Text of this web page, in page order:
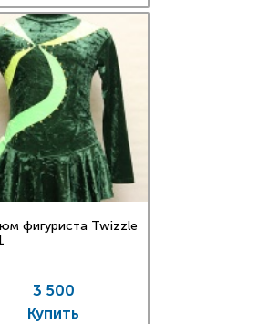
фигуриста Twizzle
3 500
Купить